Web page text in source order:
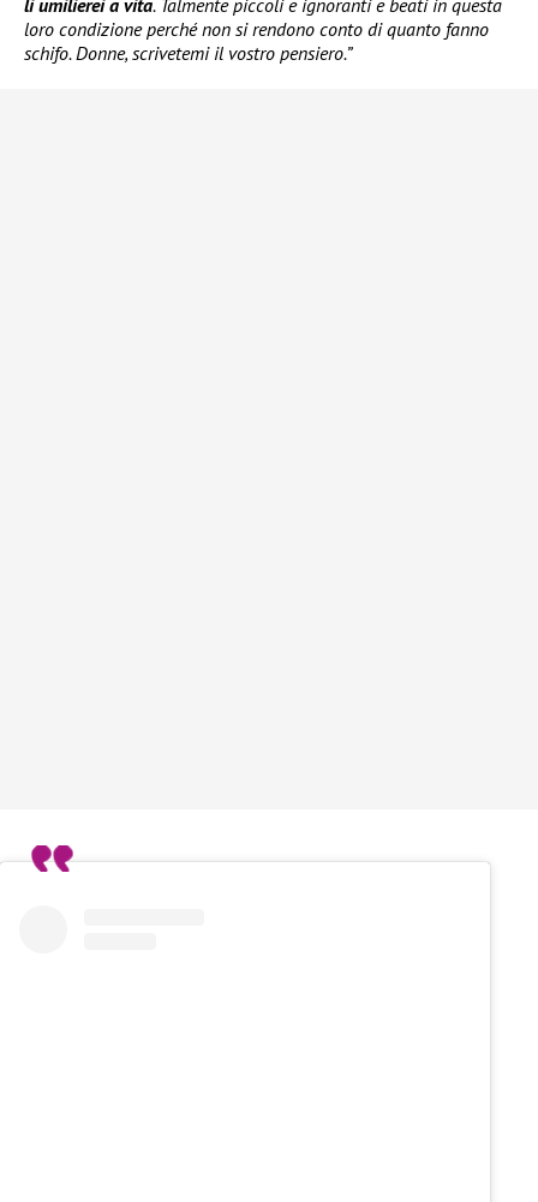
li umilierei a vita. Talmente piccoli e ignoranti e beati in questa
loro condizione perché non si rendono conto di quanto fanno
schifo. Donne, scrivetemi il vostro pensiero.”